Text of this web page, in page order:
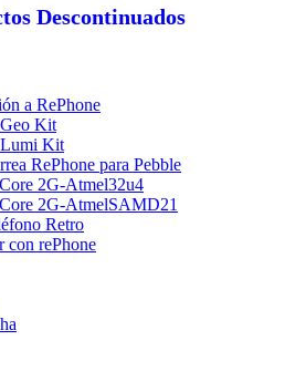
Descontinuados
a RePhone
Kit
Lumi Kit
RePhone para Pebble
2G-Atmel32u4
2G-AtmelSAMD21
Retro
con rePhone